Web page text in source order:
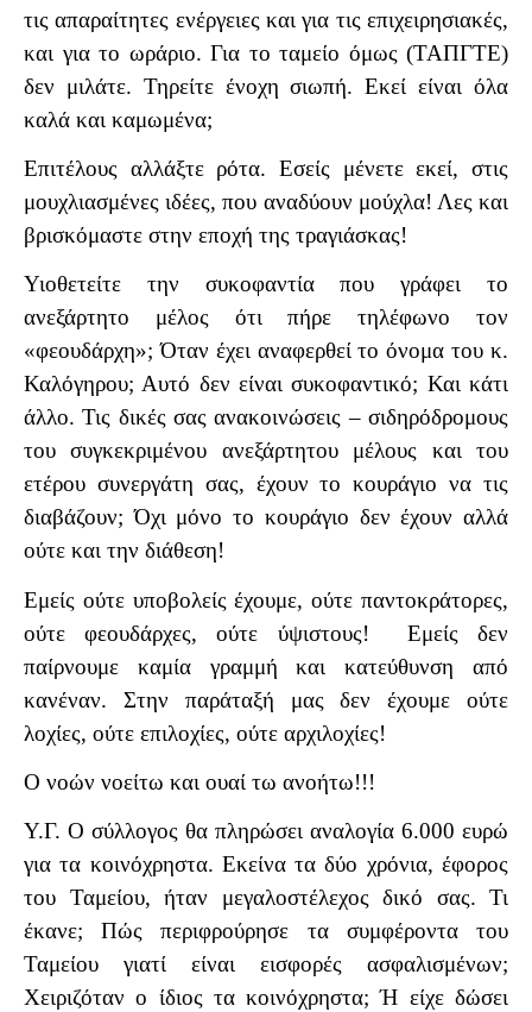
τις απαραίτητες ενέργειες και για τις επιχειρησιακές,
και για το ωράριο. Για το ταμείο όμως (ΤΑΠΓΤΕ)
δεν μιλάτε. Τηρείτε ένοχη σιωπή. Εκεί είναι όλα
καλά και καμωμένα;
Επιτέλους αλλάξτε ρότα. Εσείς μένετε εκεί, στις
μουχλιασμένες ιδέες, που αναδύουν μούχλα! Λες και
βρισκόμαστε στην εποχή της τραγιάσκας!
Υιοθετείτε την συκοφαντία που γράφει το
ανεξάρτητο μέλος ότι πήρε τηλέφωνο τον
«φεουδάρχη»; Όταν έχει αναφερθεί το όνομα του κ.
Καλόγηρου; Αυτό δεν είναι συκοφαντικό; Και κάτι
άλλο. Τις δικές σας ανακοινώσεις – σιδηρόδρομους
του συγκεκριμένου ανεξάρτητου μέλους και του
ετέρου συνεργάτη σας, έχουν το κουράγιο να τις
διαβάζουν; Όχι μόνο το κουράγιο δεν έχουν αλλά
ούτε και την διάθεση!
Εμείς ούτε υποβολείς έχουμε, ούτε παντοκράτορες,
ούτε φεουδάρχες, ούτε ύψιστους!
Εμείς δεν
παίρνουμε καμία γραμμή και κατεύθυνση από
κανέναν. Στην παράταξή μας δεν έχουμε ούτε
λοχίες, ούτε επιλοχίες, ούτε αρχιλοχίες!
Ο νοών νοείτω και ουαί τω ανοήτω!!!
Υ.Γ. Ο σύλλογος θα πληρώσει αναλογία 6.000 ευρώ
για τα κοινόχρηστα. Εκείνα τα δύο χρόνια, έφορος
του Ταμείου, ήταν μεγαλοστέλεχος δικό σας. Τι
έκανε; Πώς περιφρούρησε τα συμφέροντα του
Ταμείου γιατί είναι εισφορές ασφαλισμένων;
Χειριζόταν ο ίδιος τα κοινόχρηστα; Ή είχε δώσει